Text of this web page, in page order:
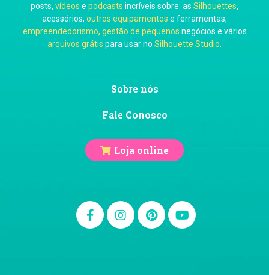
Ju Mirthes
posts, vídeos e podcasts incríveis sobre: as Silhouettes,
acessórios, outros equipamentos e ferramentas,
empreendedorismo, gestão de pequenos negócios e vários
arquivos grátis para usar no Silhouette Studio
Sobre nós
Fale Conosco
Loja online